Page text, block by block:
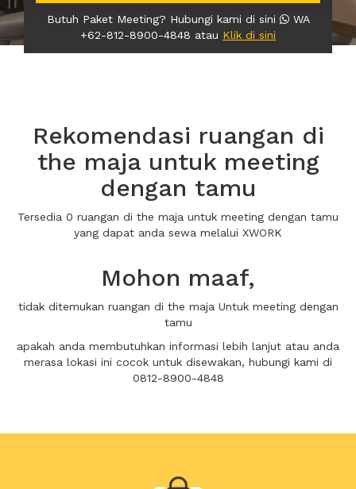
Butuh Paket Meeting? Hubungi kami di sini
WA
+62-812-8900-4848 atau Klik di sini
Rekomendasi ruangan di
the maja untuk meeting
dengan tamu
Tersedia 0 ruangan di the maja untuk meeting dengan tamu
yang dapat anda sewa melalui XWORK
Mohon maaf,
tidak ditemukan ruangan di the maja Untuk meeting dengan
tamu
apakah anda membutuhkan informasi lebih lanjut atau anda
merasa lokasi ini cocok untuk disewakan, hubungi kami di
0812-8900-4848